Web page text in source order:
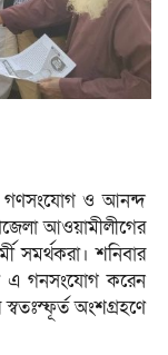
গণসংযোগ ও আনন্দ
আওয়ামীলীগের
সমর্থকরা। শনিবার
এ গনসংযোগ করেন
অংশগ্রহণে